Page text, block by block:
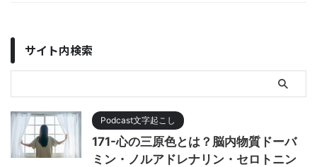
サイト内検索
Podcast文字起こし
171-心の三原色とは？脳内物質ドーバ
ミン・ノルアドレナリン・セロトニン